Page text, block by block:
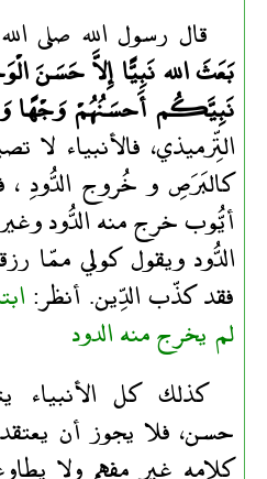
قال رسول الله صلى
بَعَثَ الله نَبِيًّا إِلاَّ حَسَنَ
نَبِيَّكُم أَحسَنُهُمْ وَجْهًا
التِّرميذي، فالأنبياء ﻻ
كالبَرَصِ و خُروج الدُّودِ
أيُّوب خرج منه الدُّود
الدُّود ويقول كولي ممّا
فقد كذّب الدِّين. أنظر:
لم يخرج منه الدود
كذلك كل الأنبياء
حسن، فلا يجوز أن
كلامه غير مفهم ولا